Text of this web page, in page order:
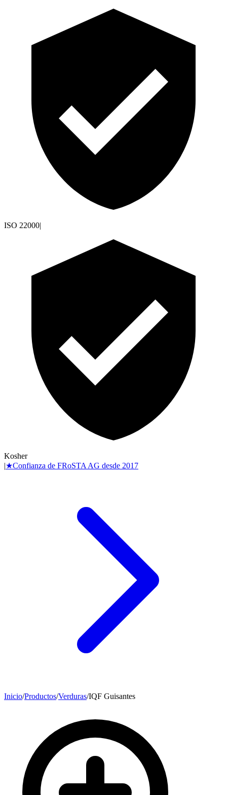
ISO 22000|
Kosher
|★Confianza de FRoSTA AG desde 2017
Inicio/Productos/Verduras/IQF Guisantes